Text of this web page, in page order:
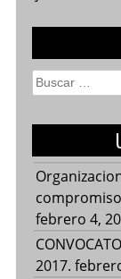
Buscar:
febrero 4,
2017.